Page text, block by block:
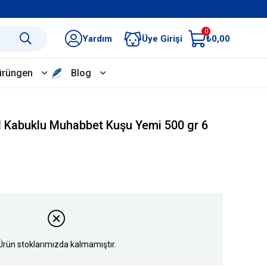
Yardım Üye Girişi
0
₺0,00
Blog
Muhabbet Kuşu Yemi 500 gr 6
stoklarımızda kalmamıştır.